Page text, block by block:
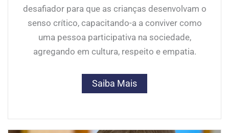
desafiador para que as crianças desenvolvam o
senso crítico, capacitando-a a conviver como
uma pessoa participativa na sociedade,
agregando em cultura, respeito e empatia.
Saiba Mais